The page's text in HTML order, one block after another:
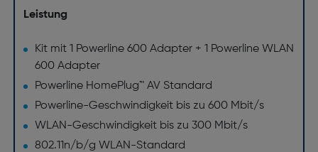
Leistung
Kit mit 1 Powerline 600 Adapter + 1 Powerline WLAN
600 Adapter
Powerline HomePlug™ AV Standard
Powerline-Geschwindigkeit bis zu 600 Mbit/s
WLAN-Geschwindigkeit bis zu 300 Mbit/s
802.11n/b/g WLAN-Standard